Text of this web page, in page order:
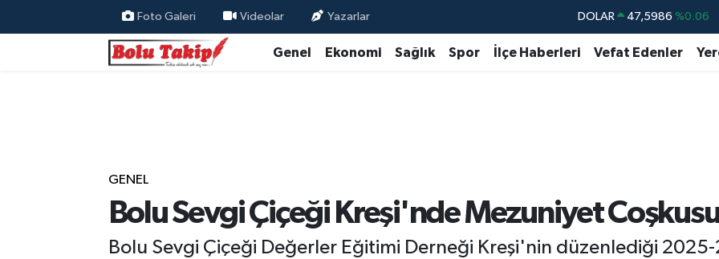
Foto Galeri Videolar Yazarlar DOLAR 47,5986 %0.06
EURO 55,0700 %0.1
Genel Ekonomi Sağlık Spor İlçe Haberleri Vefat Edenler
GENEL
Bolu Sevgi Çiçeği Kreşi'nde Mezuniyet
Bolu Sevgi Çiçeği Değerler Eğitimi Derneği Kreşi'nin düzenlediği